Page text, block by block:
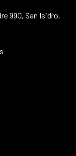
990, San Isidro,